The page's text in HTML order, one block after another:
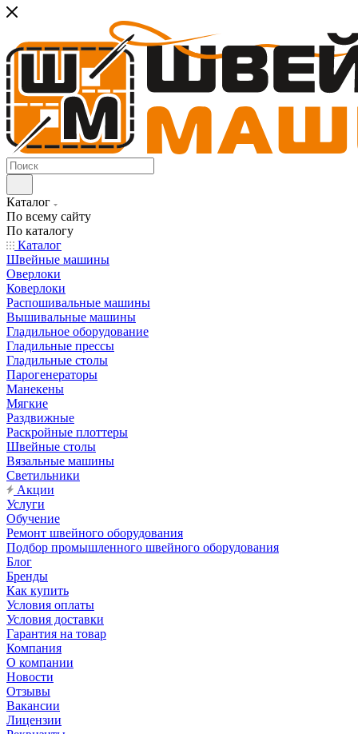
Каталог
По всему сайту
По каталогу
Каталог
Швейные машины
Оверлоки
Коверлоки
Распошивальные машины
Вышивальные машины
Гладильное оборудование
Гладильные прессы
Гладильные столы
Парогенераторы
Манекены
Мягкие
Раздвижные
Раскройные плоттеры
Швейные столы
Вязальные машины
Светильники
Акции
Услуги
Обучение
Ремонт швейного оборудования
Подбор промышленного швейного оборудования
Блог
Бренды
Как купить
Условия оплаты
Условия доставки
Гарантия на товар
Компания
О компании
Новости
Отзывы
Вакансии
Лицензии